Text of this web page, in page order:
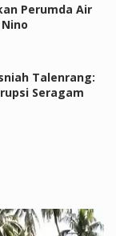
Perumda Air
Talenrang:
Seragam